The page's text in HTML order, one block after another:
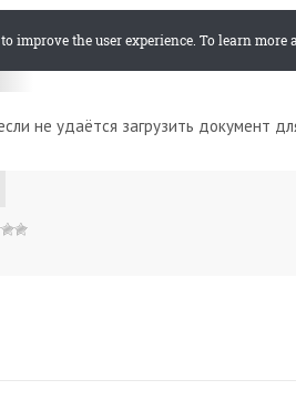
не удаётся загрузить документ